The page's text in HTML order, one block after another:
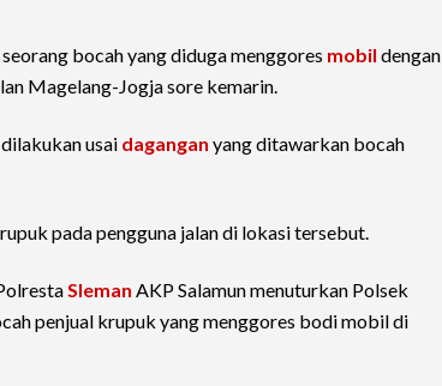
bocah yang diduga menggores mobil dengan
Magelang-Jogja sore kemarin.
usai dagangan yang ditawarkan bocah
pada pengguna jalan di lokasi tersebut.
Sleman AKP Salamun menuturkan Polsek
penjual krupuk yang menggores bodi mobil di